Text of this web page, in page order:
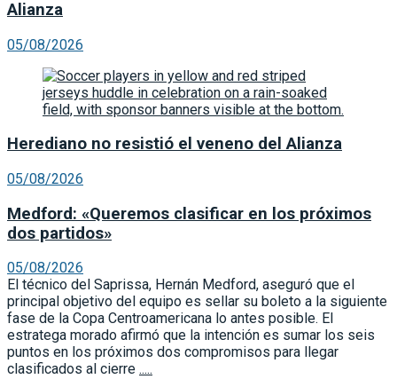
Alianza
05/08/2026
Herediano no resistió el veneno del Alianza
05/08/2026
Medford: «Queremos clasificar en los próximos
dos partidos»
05/08/2026
El técnico del Saprissa, Hernán Medford, aseguró que el
principal objetivo del equipo es sellar su boleto a la siguiente
fase de la Copa Centroamericana lo antes posible. El
estratega morado afirmó que la intención es sumar los seis
puntos en los próximos dos compromisos para llegar
clasificados al cierre .....